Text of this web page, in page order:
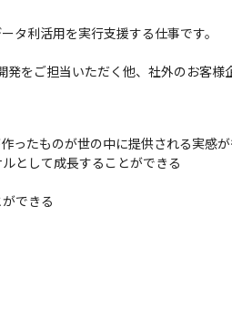
タ利活用を実行支援する仕事です。
をご担当いただく他、社外のお客
ったものが世の中に提供される実感
として成長することができる
できる